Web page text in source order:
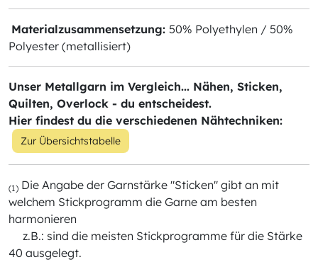
Materialzusammensetzung: 50% Polyethylen / 50%
Polyester (metallisiert)
Unser Metallgarn im Vergleich... Nähen, Sticken,
Quilten, Overlock - du entscheidest.
Hier findest du die verschiedenen Nähtechniken:
Zur Übersichtstabelle
(1) Die Angabe der Garnstärke "Sticken" gibt an mit
welchem Stickprogramm die Garne am besten
harmonieren
z.B.: sind die meisten Stickprogramme für die Stärke
40 ausgelegt.